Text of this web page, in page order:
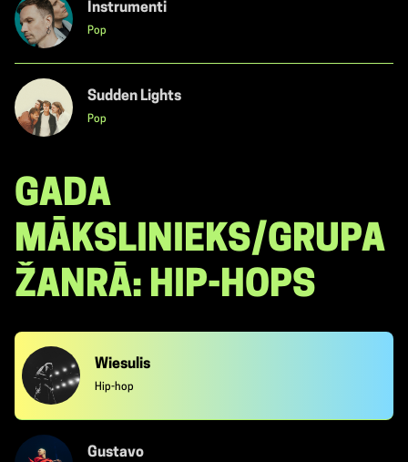
Instrumenti
Pop
Sudden Lights
Pop
GADA
MĀKSLINIEKS/GRUPA
ŽANRĀ: HIP-HOPS
Wiesulis
Hip-hop
Gustavo